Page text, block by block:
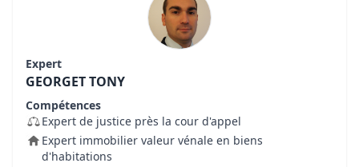
Expert
GEORGET TONY
Compétences
Expert de justice près la cour d'appel
Expert immobilier valeur vénale en biens
d'habitations